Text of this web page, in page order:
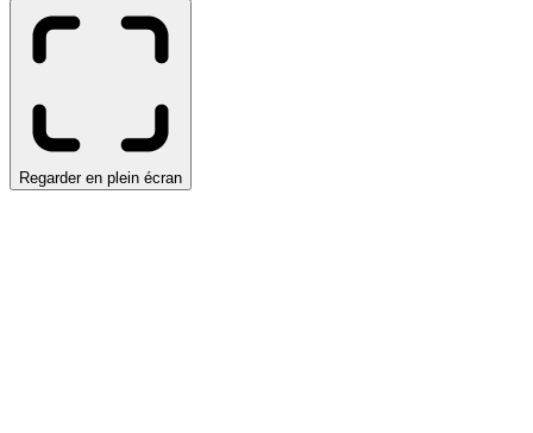
Regarder en plein écran